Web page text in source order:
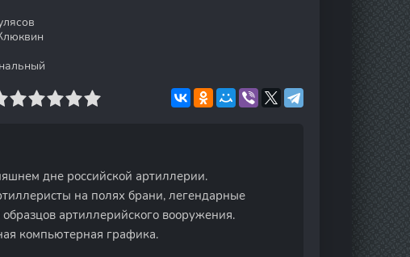
10
дне российской артиллерии.
на полях брани, легендарные
артиллерийского вооружения.
компьютерная графика.